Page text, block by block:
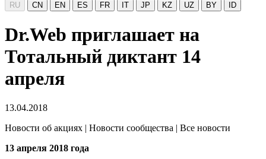
RU CN EN ES FR IT JP KZ UZ BY ID
Dr.Web приглашает на
Тотальный диктант 14
апреля
13.04.2018
Новости об акциях | Новости сообщества | Все новости
13 апреля 2018 года